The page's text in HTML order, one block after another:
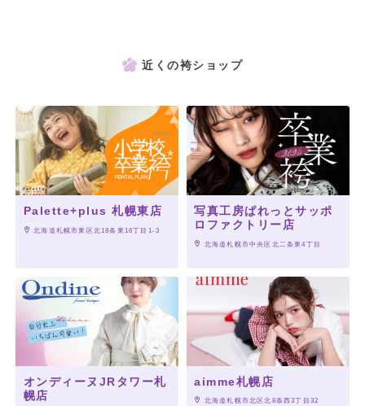
近くの袴ショップ
Palette+plus 札幌東店
北海道札幌市東区北18条東16丁目1-3
写真工房ぱれっとサッポ
ロファクトリー店
北海道札幌市中央区北二条東4丁目
オンディーヌJRタワー札
幌店
aimme札幌店
北海道札幌市北区北8条西3丁目32